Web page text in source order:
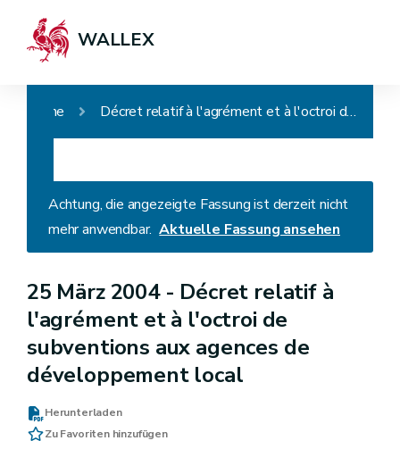
WALLEX
Home Décret relatif à l'agrément et à l'octroi de subventions aux agences de développement local
Achtung, die angezeigte Fassung ist derzeit nicht
mehr anwendbar. Aktuelle Fassung ansehen
25 März 2004 - Décret relatif à
l'agrément et à l'octroi de
subventions aux agences de
développement local
Herunterladen
Zu Favoriten hinzufügen